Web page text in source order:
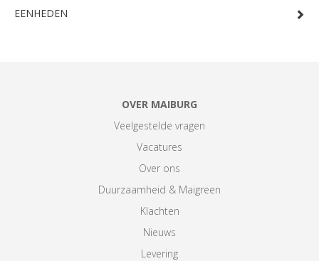
EENHEDEN
OVER MAIBURG
Veelgestelde vragen
Vacatures
Over ons
Duurzaamheid & Maigreen
Klachten
Nieuws
Levering